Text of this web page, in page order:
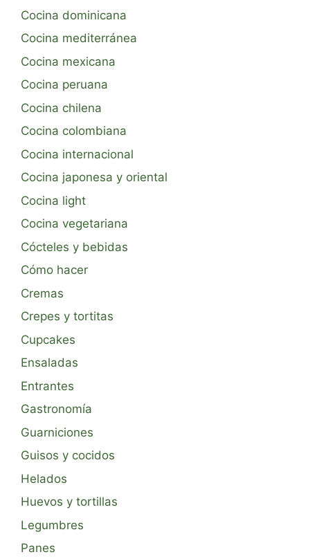
Cocina dominicana
Cocina mediterránea
Cocina mexicana
Cocina peruana
Cocina chilena
Cocina colombiana
Cocina internacional
Cocina japonesa y oriental
Cocina light
Cocina vegetariana
Cócteles y bebidas
Cómo hacer
Cremas
Crepes y tortitas
Cupcakes
Ensaladas
Entrantes
Gastronomía
Guarniciones
Guisos y cocidos
Helados
Huevos y tortillas
Legumbres
Panes